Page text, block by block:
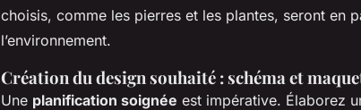
choisis, comme les pierres et les plantes, seront en
l’environnement.
Création du design souhaité : schéma et
Une planification soignée est impérative. Élaborez